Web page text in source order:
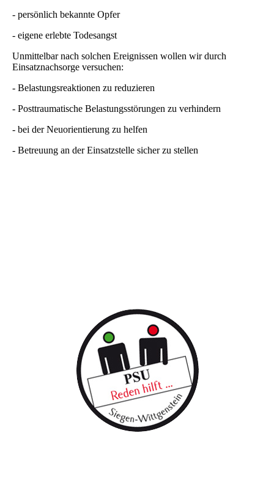
- persönlich bekannte Opfer
- eigene erlebte Todesangst
Unmittelbar nach solchen Ereignissen wollen wir durch
Einsatznachsorge versuchen:
- Belastungsreaktionen zu reduzieren
- Posttraumatische Belastungsstörungen zu verhindern
- bei der Neuorientierung zu helfen
- Betreuung an der Einsatzstelle sicher zu stellen